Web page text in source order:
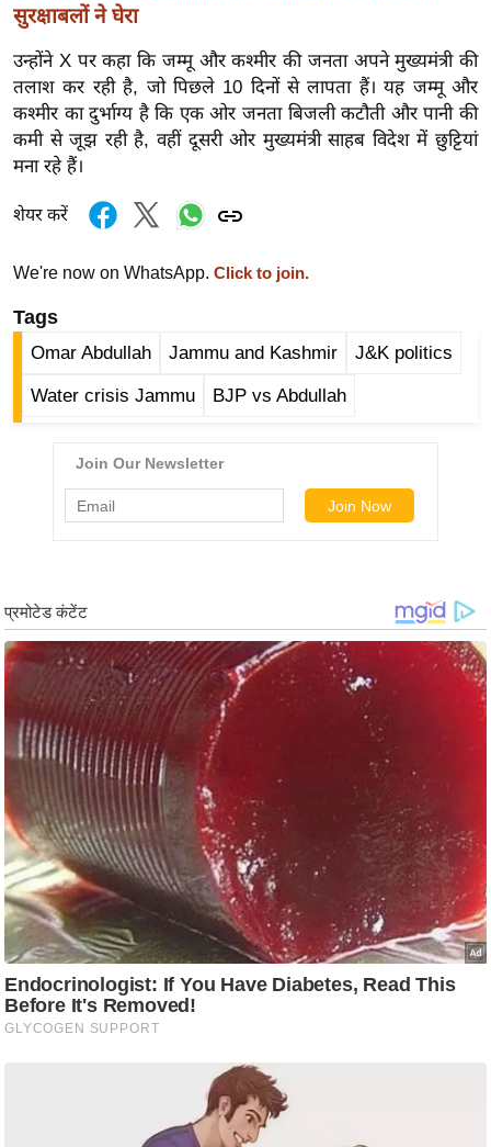
ज
ग
त
ऑ
टो
व
न्यू
ब्री
नो
रं
ली
वु
ड
ली
वु
ड
फि
ल्म
स
मी
क्षा
B
r
e
सुरक्षाबलों ने घेरा
उन्होंने X पर कहा कि जम्मू और कश्मीर की जनता अपने मुख्यमंत्री की
तलाश कर रही है, जो पिछले 10 दिनों से लापता हैं। यह जम्मू और
कश्मीर का दुर्भाग्य है कि एक ओर जनता बिजली कटौती और पानी की
कमी से जूझ रही है, वहीं दूसरी ओर मुख्यमंत्री साहब विदेश में छुट्टियां
मना रहे हैं।
शेयर करें
We're now on WhatsApp. Click to join.
Tags
Omar Abdullah Jammu and Kashmir J&K politics
Water crisis Jammu BJP vs Abdullah